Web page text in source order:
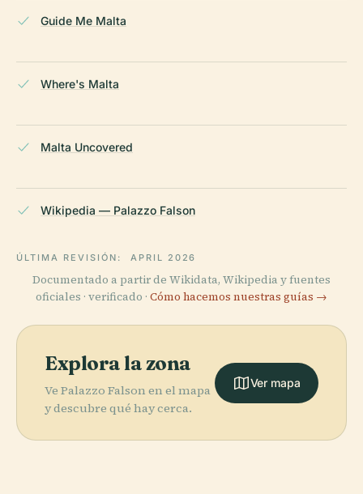
Guide Me Malta
Where's Malta
Malta Uncovered
Wikipedia — Palazzo Falson
ÚLTIMA REVISIÓN: APRIL 2026
Documentado a partir de Wikidata, Wikipedia y fuentes
oficiales · verificado · Cómo hacemos nuestras guías →
Explora la zona
Ve Palazzo Falson en el mapa
y descubre qué hay cerca.
Ver mapa